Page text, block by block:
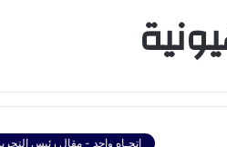
اتجـاه واحد - مقال رئيس